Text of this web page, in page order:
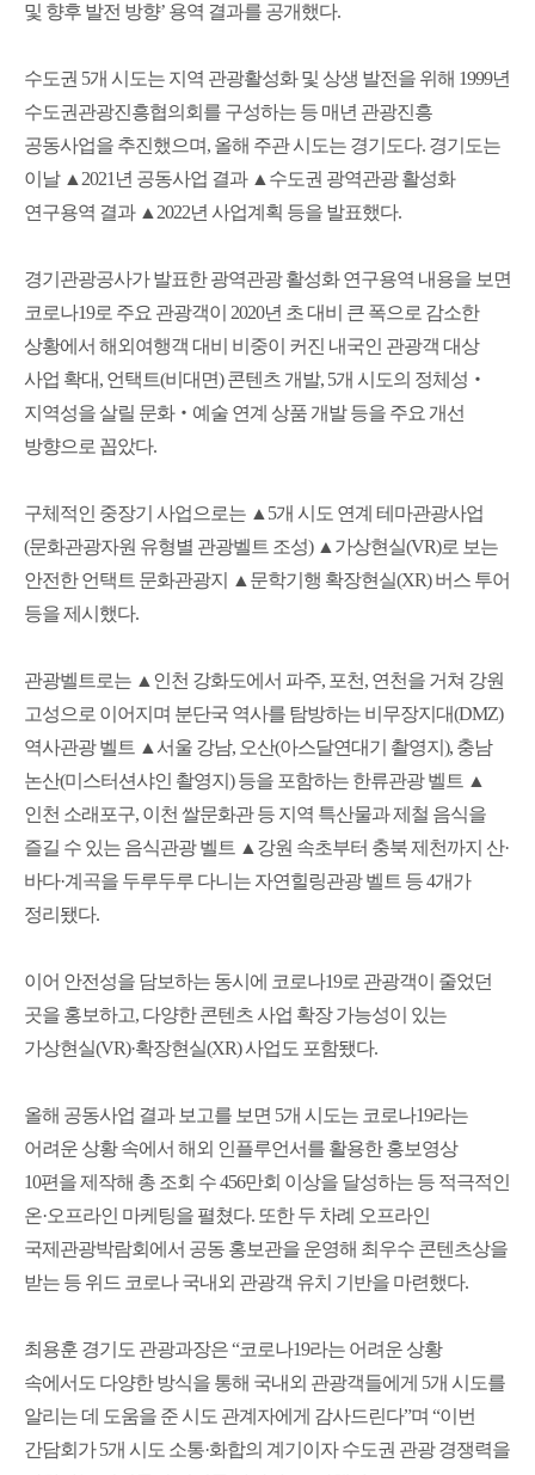
및 향후 발전 방향’ 용역 결과를 공개했다.
수도권 5개 시도는 지역 관광활성화 및 상생 발전을 위해 1999년
수도권관광진흥협의회를 구성하는 등 매년 관광진흥
공동사업을 추진했으며, 올해 주관 시도는 경기도다. 경기도는
이날 ▲2021년 공동사업 결과 ▲수도권 광역관광 활성화
연구용역 결과 ▲2022년 사업계획 등을 발표했다.
경기관광공사가 발표한 광역관광 활성화 연구용역 내용을 보면
코로나19로 주요 관광객이 2020년 초 대비 큰 폭으로 감소한
상황에서 해외여행객 대비 비중이 커진 내국인 관광객 대상
사업 확대, 언택트(비대면) 콘텐츠 개발, 5개 시도의 정체성‧
지역성을 살릴 문화‧예술 연계 상품 개발 등을 주요 개선
방향으로 꼽았다.
구체적인 중장기 사업으로는 ▲5개 시도 연계 테마관광사업
(문화관광자원 유형별 관광벨트 조성) ▲가상현실(VR)로 보는
안전한 언택트 문화관광지 ▲문학기행 확장현실(XR) 버스 투어
등을 제시했다.
관광벨트로는 ▲인천 강화도에서 파주, 포천, 연천을 거쳐 강원
고성으로 이어지며 분단국 역사를 탐방하는 비무장지대(DMZ)
역사관광 벨트 ▲서울 강남, 오산(아스달연대기 촬영지), 충남
논산(미스터션샤인 촬영지) 등을 포함하는 한류관광 벨트 ▲
인천 소래포구, 이천 쌀문화관 등 지역 특산물과 제철 음식을
즐길 수 있는 음식관광 벨트 ▲강원 속초부터 충북 제천까지 산·
바다·계곡을 두루두루 다니는 자연힐링관광 벨트 등 4개가
정리됐다.
이어 안전성을 담보하는 동시에 코로나19로 관광객이 줄었던
곳을 홍보하고, 다양한 콘텐츠 사업 확장 가능성이 있는
가상현실(VR)·확장현실(XR) 사업도 포함됐다.
올해 공동사업 결과 보고를 보면 5개 시도는 코로나19라는
어려운 상황 속에서 해외 인플루언서를 활용한 홍보영상
10편을 제작해 총 조회 수 456만회 이상을 달성하는 등 적극적인
온·오프라인 마케팅을 펼쳤다. 또한 두 차례 오프라인
국제관광박람회에서 공동 홍보관을 운영해 최우수 콘텐츠상을
받는 등 위드 코로나 국내외 관광객 유치 기반을 마련했다.
최용훈 경기도 관광과장은 “코로나19라는 어려운 상황
속에서도 다양한 방식을 통해 국내외 관광객들에게 5개 시도를
알리는 데 도움을 준 시도 관계자에게 감사드린다”며 “이번
간담회가 5개 시도 소통·화합의 계기이자 수도권 관광 경쟁력을